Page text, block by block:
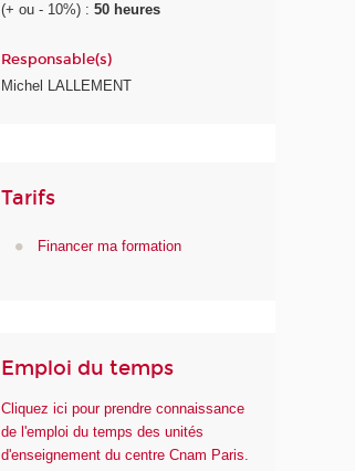
(+ ou - 10%) :50 heures
Responsable(s)
Michel LALLEMENT
Tarifs
Financer ma formation
Emploi du temps
Cliquez ici pour prendre connaissance
de l'emploi du temps des unités
d'enseignement du centre Cnam Paris.